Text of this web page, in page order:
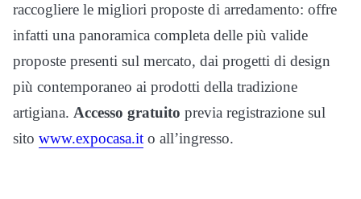
raccogliere le migliori proposte di arredamento: offre
infatti una panoramica completa delle più valide
proposte presenti sul mercato, dai progetti di design
più contemporaneo ai prodotti della tradizione
artigiana. Accesso gratuito previa registrazione sul
sito www.expocasa.it o all’ingresso.